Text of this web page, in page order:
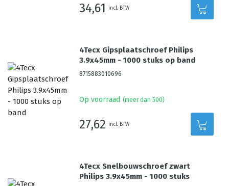
34,61 incl. BTW
4Tecx Gipsplaatschroef Philips
3.9x45mm - 1000 stuks op band
8715883010696
Op voorraad (meer dan 500)
27,62 incl. BTW
4Tecx Snelbouwschroef zwart
Philips 3.9x45mm - 1000 stuks